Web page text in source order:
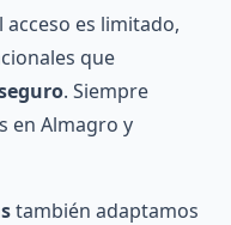
es limitado,
que
. Siempre
en Almagro y
también adaptamos